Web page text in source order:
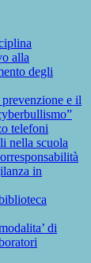
alla
degli
e il
telefoni
nella scuola
in
di